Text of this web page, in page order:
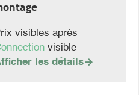
visibles après
visible
les détails